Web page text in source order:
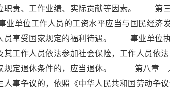
职责、工作业绩、实际贡献等因素。 第
单位工作人员的工资水平应当与国民经
员享受国家规定的福利待遇。 事业单位
其工作人员依法参加社会保险，工作人员
家规定退休条件的，应当退休。 第八
人事争议的，依照《中华人民共和国劳动